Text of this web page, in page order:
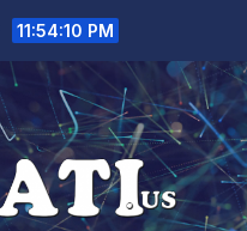
11:54:11 PM